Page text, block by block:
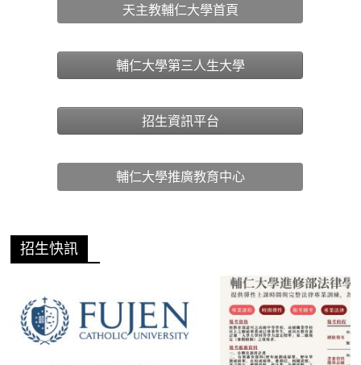
天主教輔仁大學首頁
輔仁大學第三人生大學
招生資訊平台
輔仁大學推廣教育中心
招生快訊